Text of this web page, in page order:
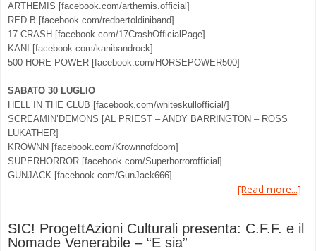
ARTHEMIS [facebook.com/arthemis.official]
RED B [facebook.com/redbertoldiniband]
17 CRASH [facebook.com/17CrashOfficialPage]
KANI [facebook.com/kanibandrock]
500 HORE POWER [facebook.com/HORSEPOWER500]
SABATO 30 LUGLIO
HELL IN THE CLUB [facebook.com/whiteskullofficial/]
SCREAMIN’DEMONS [AL PRIEST – ANDY BARRINGTON – ROSS
LUKATHER]
KRÖWNN [facebook.com/Krownnofdoom]
SUPERHORROR [facebook.com/Superhorrorofficial]
GUNJACK [facebook.com/GunJack666]
[Read more...]
SIC! ProgettAzioni Culturali presenta: C.F.F. e il
Nomade Venerabile – “E sia”